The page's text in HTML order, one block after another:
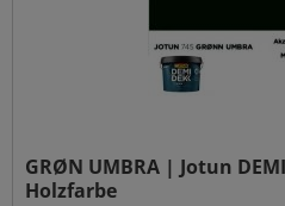
GRØN UMBRA | Jotun
Holzfarbe